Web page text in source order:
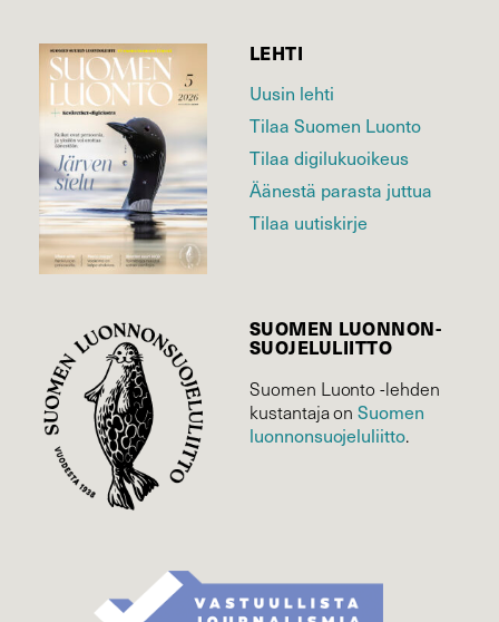
LEHTI
Uusin lehti
Tilaa Suomen Luonto
Tilaa digilukuoikeus
Äänestä parasta juttua
Tilaa uutiskirje
SUOMEN LUONNON­
SUOJELU­LIITTO
Suomen Luonto -lehden
kustantaja onSuomen
luonnonsuojelu­liitto.